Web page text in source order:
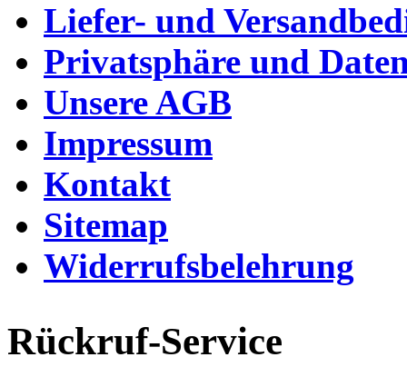
Liefer- und
Privatsphäre und
Unsere AGB
Impressum
Kontakt
Sitemap
Widerrufsbelehrung
Rückruf-Service